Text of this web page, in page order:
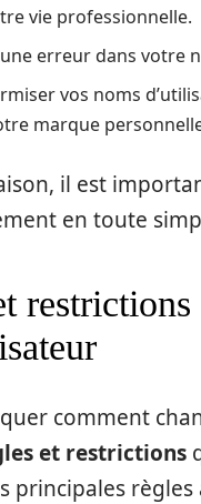
vie professionnelle.
erreur dans votre
vos noms
marque
il est
en toute
comment
et restrictions
principales